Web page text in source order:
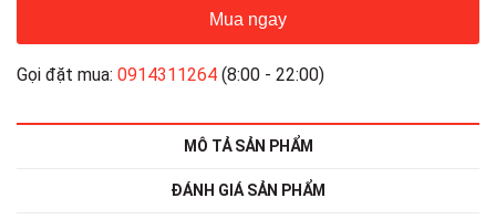
Mua ngay
Gọi đặt mua: 0914311264 (8:00 - 22:00)
MÔ TẢ SẢN PHẨM
ĐÁNH GIÁ SẢN PHẨM